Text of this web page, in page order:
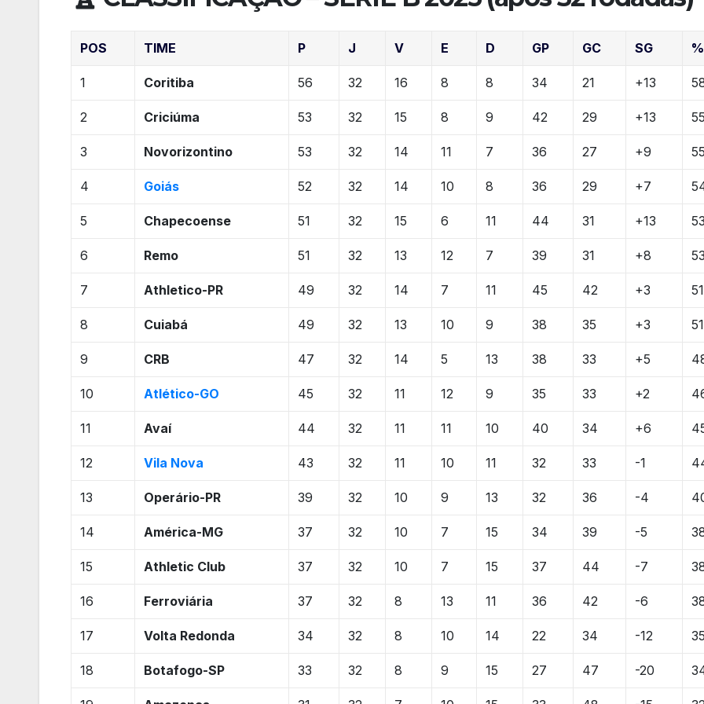
POS TIME P J V E D GP GC SG %
1 Coritiba 56 32 16 8 8 34 21 +13
2 Criciúma 53 32 15 8 9 42 29 +13 55
3 Novorizontino 53 32 14 11 7 36 27 +9 55
4 Goiás 52 32 14 10 8 36 29 +7
5 Chapecoense 51 32 15 6 11 44 31 +13 53
6 Remo 51 32 13 12 7 39 31 +8 53
7 Athletico-PR 49 32 14 7 11 45 42 +3 51
8 Cuiabá 49 32 13 10 9 38 35 +3 51
9 CRB 47 32 14 5 13 38 33 +5
10 Atlético-GO 45 32 11 12 9 35 33 +2
11 Avaí 44 32 11 11 10 40 34 +6
12 Vila Nova 43 32 11 10 11 32 33 -1
13 Operário-PR 39 32 10 9 13 32 36 -4
14 América-MG 37 32 10 7 15 34 39 -5
15 Athletic Club 37 32 10 7 15 37 44 -7
16 Ferroviária 37 32 8 13 11 36 42 -6
17 Volta Redonda 34 32 8 10 14 22 34 -12 35
18 Botafogo-SP 33 32 8 9 15 27 47 -20